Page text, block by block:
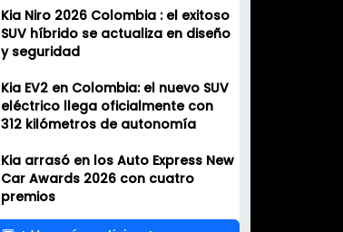
Kia Niro 2026 Colombia : el exitoso
SUV híbrido se actualiza en diseño
y seguridad
Kia EV2 en Colombia: el nuevo SUV
eléctrico llega oficialmente con
312 kilómetros de autonomía
Kia arrasó en los Auto Express New
Car Awards 2026 con cuatro
premios